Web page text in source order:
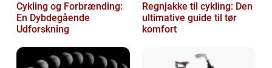
Cykling og Forbrænding:
En Dybdegående
Udforskning
Regnjakke til cykling: Den
ultimative guide til tør
komfort